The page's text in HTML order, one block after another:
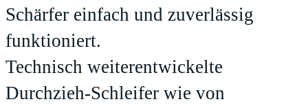
Schärfer einfach und zuverlässig
funktioniert.
Technisch weiterentwickelte
Durchzieh-Schleifer wie von